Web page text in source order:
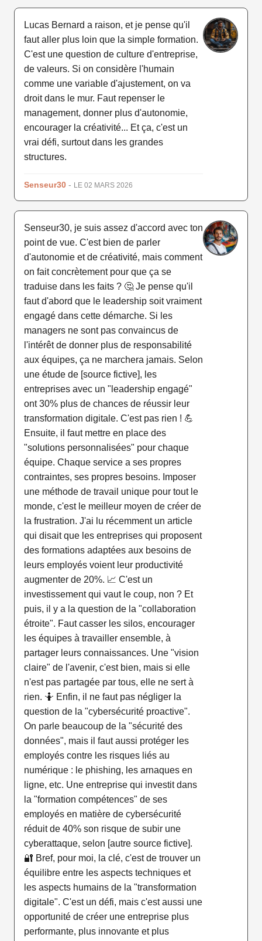
Lucas Bernard a raison, et je pense qu'il
faut aller plus loin que la simple formation.
C'est une question de culture d'entreprise,
de valeurs. Si on considère l'humain
comme une variable d'ajustement, on va
droit dans le mur. Faut repenser le
management, donner plus d'autonomie,
encourager la créativité... Et ça, c'est un
vrai défi, surtout dans les grandes
structures.
Senseur30 - LE 02 MARS 2026
Senseur30, je suis assez d'accord avec ton
point de vue. C'est bien de parler
d'autonomie et de créativité, mais comment
on fait concrètement pour que ça se
traduise dans les faits ? 🤔 Je pense qu'il
faut d'abord que le leadership soit vraiment
engagé dans cette démarche. Si les
managers ne sont pas convaincus de
l'intérêt de donner plus de responsabilité
aux équipes, ça ne marchera jamais. Selon
une étude de [source fictive], les
entreprises avec un "leadership engagé"
ont 30% plus de chances de réussir leur
transformation digitale. C'est pas rien ! 💪
Ensuite, il faut mettre en place des
"solutions personnalisées" pour chaque
équipe. Chaque service a ses propres
contraintes, ses propres besoins. Imposer
une méthode de travail unique pour tout le
monde, c'est le meilleur moyen de créer de
la frustration. J'ai lu récemment un article
qui disait que les entreprises qui proposent
des formations adaptées aux besoins de
leurs employés voient leur productivité
augmenter de 20%. 📈 C'est un
investissement qui vaut le coup, non ? Et
puis, il y a la question de la "collaboration
étroite". Faut casser les silos, encourager
les équipes à travailler ensemble, à
partager leurs connaissances. Une "vision
claire" de l'avenir, c'est bien, mais si elle
n'est pas partagée par tous, elle ne sert à
rien. 🤷 Enfin, il ne faut pas négliger la
question de la "cybersécurité proactive".
On parle beaucoup de la "sécurité des
données", mais il faut aussi protéger les
employés contre les risques liés au
numérique : le phishing, les arnaques en
ligne, etc. Une entreprise qui investit dans
la "formation compétences" de ses
employés en matière de cybersécurité
réduit de 40% son risque de subir une
cyberattaque, selon [autre source fictive].
🔐 Bref, pour moi, la clé, c'est de trouver un
équilibre entre les aspects techniques et
les aspects humains de la "transformation
digitale". C'est un défi, mais c'est aussi une
opportunité de créer une entreprise plus
performante, plus innovante et plus